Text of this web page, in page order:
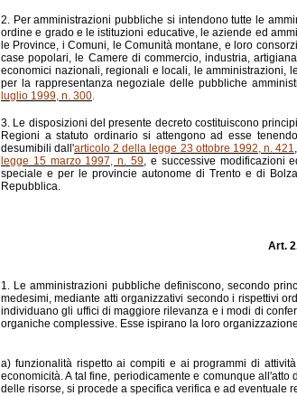
2. Per amministrazioni pubbliche si intendono tutte le
ordine e grado e le istituzioni educative, le aziende ed
le Province, i Comuni, le Comunità montane, e loro
case popolari, le Camere di commercio, industria,
economici nazionali, regionali e locali, le amministrazioni,
per la rappresentanza negoziale delle pubbliche
luglio 1999, n. 300.
3. Le disposizioni del presente decreto costituiscono
Regioni a statuto ordinario si attengono ad esse
desumibili dall'articolo 2 della legge 23 ottobre 1992, n. 421
legge 15 marzo 1997, n. 59, e successive modificazioni
speciale e per le provincie autonome di Trento e di
Repubblica.
Art.
1. Le amministrazioni pubbliche definiscono, secondo
medesimi, mediante atti organizzativi secondo i rispettivi
individuano gli uffici di maggiore rilevanza e i modi di
organiche complessive. Esse ispirano la loro
a) funzionalità rispetto ai compiti e ai programmi di
economicità. A tal fine, periodicamente e comunque
delle risorse, si procede a specifica verifica e ad eventuale